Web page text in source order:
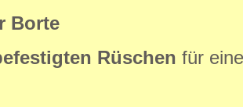
Borte
Rüschen für